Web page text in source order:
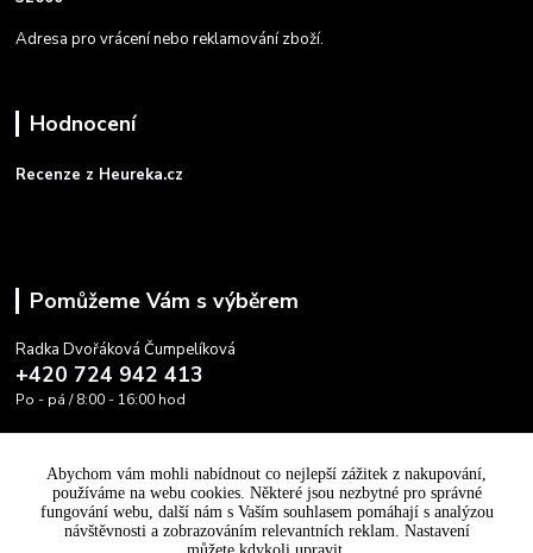
Adresa pro vrácení nebo reklamování zboží.
Hodnocení
Recenze z Heureka.cz
Pomůžeme Vám s výběrem
Radka Dvořáková Čumpelíková
+420 724 942 413
Po - pá / 8:00 - 16:00 hod
Abychom vám mohli nabídnout co nejlepší zážitek z nakupování,
používáme na webu cookies. Některé jsou nezbytné pro správné
fungování webu, další nám s Vaším souhlasem pomáhají s analýzou
návštěvnosti a zobrazováním relevantních reklam. Nastavení